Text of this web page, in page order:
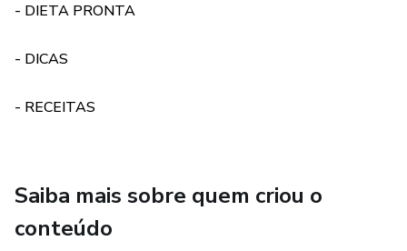
Não perca a chance de experimentar essa estratégia que
de forma saudável e duradoura. Aproveite a oportunidade,
de conquistar o corpo que você sempre sonhou, utilizando a
- DIETA PRONTA
- DICAS
- RECEITAS
Saiba mais sobre quem criou o
conteúdo